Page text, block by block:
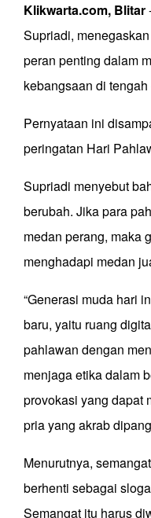
Klikwarta.com, Blitar
Supriadi,
peran penting dalam
kebangsaan di
Pernyataan ini
peringatan Hari
Supriadi menyebut
berubah. Jika para
medan perang, maka
menghadapi medan
“Generasi muda hari
baru, yaitu ruang
pahlawan dengan
menjaga etika dalam
provokasi yang dapat
pria yang akrab
Menurutnya,
berhenti sebagai
Semangat itu harus